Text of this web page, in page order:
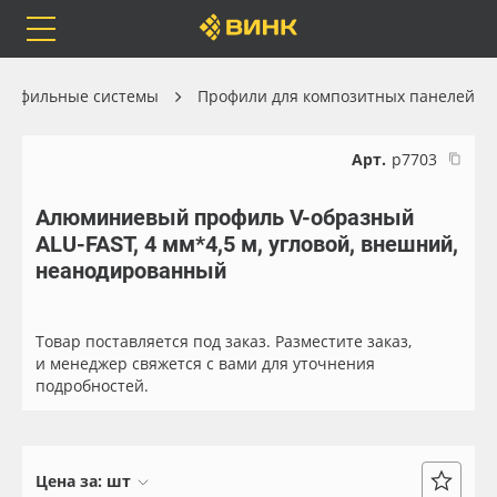
Каталог
Orafol
Бренды
Доставка
Весь каталог
Рулонные материалы
Самоклеящиеся плёнки
Листовые материалы
системы Профили для композитных панелей
Арт. р7703
Алюминиевый профиль V-образный
ALU-FAST, 4 мм*4,5 м, угловой, внешний,
неанодированный
Товар поставляется под заказ. Разместите заказ,
и менеджер свяжется с вами для уточнения
подробностей.
Цена за: шт